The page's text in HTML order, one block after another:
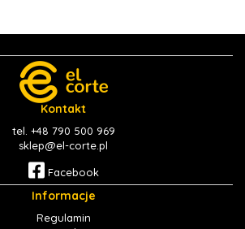
Kontakt
tel. +48 790 500 969
sklep@el-corte.pl
Facebook
Informacje
Regulamin